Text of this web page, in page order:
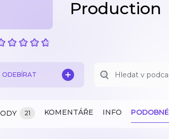
Production
ODEBÍRAT
21 KOMENTÁŘE INFO PODOBNÉ